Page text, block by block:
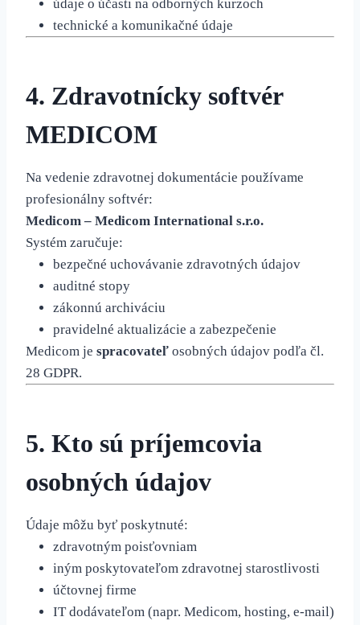
údaje o účasti na odborných kurzoch
technické a komunikačné údaje
4. Zdravotnícky softvér
MEDICOM
Na vedenie zdravotnej dokumentácie používame
profesionálny softvér:
Medicom – Medicom International s.r.o.
Systém zaručuje:
bezpečné uchovávanie zdravotných údajov
auditné stopy
zákonnú archiváciu
pravidelné aktualizácie a zabezpečenie
Medicom je spracovateľ osobných údajov podľa čl.
28 GDPR.
5. Kto sú príjemcovia
osobných údajov
Údaje môžu byť poskytnuté:
zdravotným poisťovniam
iným poskytovateľom zdravotnej starostlivosti
účtovnej firme
IT dodávateľom (napr. Medicom, hosting, e-mail)